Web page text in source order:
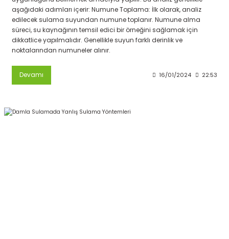
aşağıdaki adımları içerir: Numune Toplama: İlk olarak, analiz
edilecek sulama suyundan numune toplanır. Numune alma
süreci, su kaynağının temsil edici bir örneğini sağlamak için
dikkatlice yapılmalıdır. Genellikle suyun farklı derinlik ve
noktalarından numuneler alınır.
Devamı 16/01/2024 22:53